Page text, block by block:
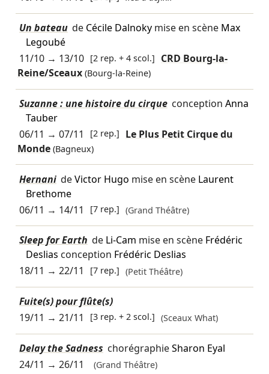
Un bateau de Cécile Dalnokymise en scène Max
Legoubé
11/10→ 13/10 [2 rep. + 4 scol.]
CRD Bourg-la-
Reine/Sceaux (Bourg-la-Reine)
Suzanne : une histoire du cirque conception Anna
Tauber
06/11 → 07/11 [2 rep.]
Le Plus Petit Cirque du
Monde (Bagneux)
Hernani deVictor Hugo mise en scène Laurent
Brethome
06/11 → 14/11 [7 rep.] (Grand Théâtre)
Sleep for Earth de Li-Cam mise en scène Frédéric
Deslias conception Frédéric Deslias
18/11 → 22/11 [7 rep.] (Petit Théâtre)
Fuite(s) pour flûte(s)
19/11 → 21/11 [3 rep. + 2 scol.] (Sceaux What)
Delay the Sadness chorégraphieSharon Eyal
24/11 → 26/11 (Grand Théâtre)